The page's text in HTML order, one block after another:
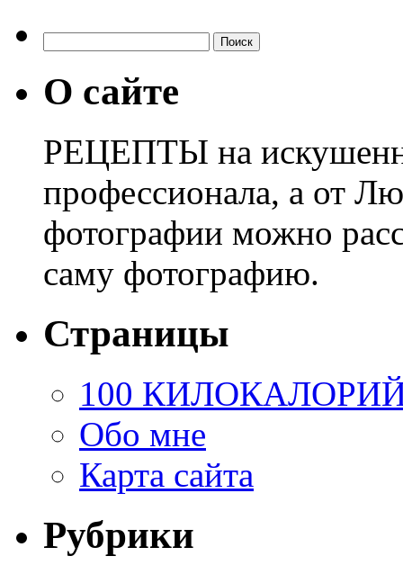
О сайте
РЕЦЕПТЫ на
профессионала, а от
фотографии можно
саму фотографию.
Страницы
100
Обо мне
Карта сайта
Рубрики